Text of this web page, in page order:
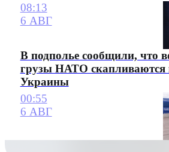
08:13
6 АВГ
В подполье сообщили, что
грузы НАТО скапливаются
Украины
00:55
6 АВГ